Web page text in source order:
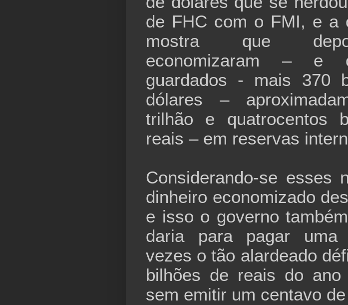
de FHC com o FMI, e a
mostra que
economizaram – e
guardados - mais 370
dólares –
trilhão e quatrocentos
reais – em reservas
Considerando-se esses
dinheiro economizado
e isso o governo
daria para pagar uma
vezes o tão alardeado
bilhões de reais do ano
sem emitir um centavo